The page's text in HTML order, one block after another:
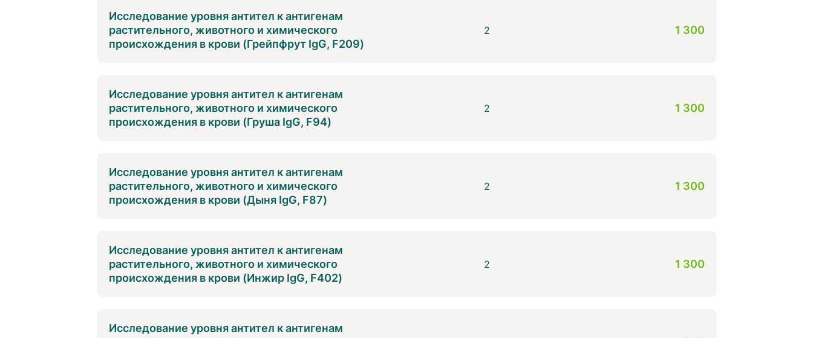
Исследование уровня антител к антигенам
растительного, животного и химического
происхождения в крови (Грейпфрут IgG, F209)
2 1 300
Исследование уровня антител к антигенам
растительного, животного и химического
происхождения в крови (Груша IgG, F94)
2 1 300
Исследование уровня антител к антигенам
растительного, животного и химического
происхождения в крови (Дыня IgG, F87)
2 1 300
Исследование уровня антител к антигенам
растительного, животного и химического
происхождения в крови (Инжир IgG, F402)
2 1 300
Исследование уровня антител к антигенам